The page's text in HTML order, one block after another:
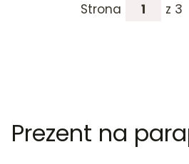
Strona z 3
Prezent na